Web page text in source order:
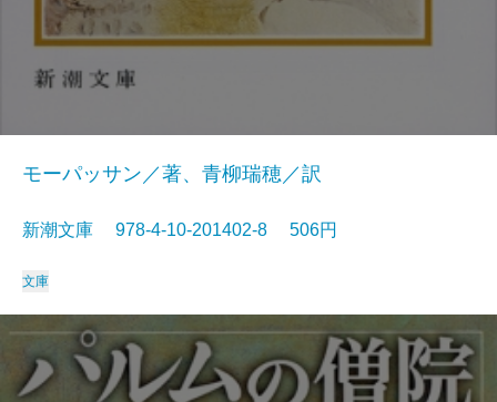
モーパッサン／著、青柳瑞穂／訳
新潮文庫 978-4-10-201402-8 506円
文庫